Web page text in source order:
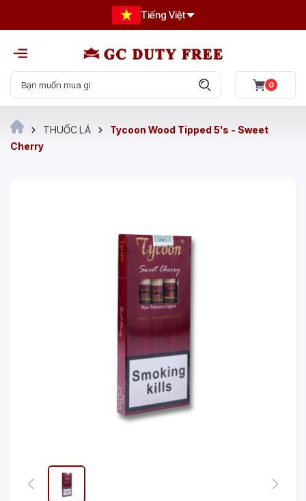
Tiếng Việt
0
THUỐC LÁ
Tycoon Wood Tipped 5's - Sweet
Cherry